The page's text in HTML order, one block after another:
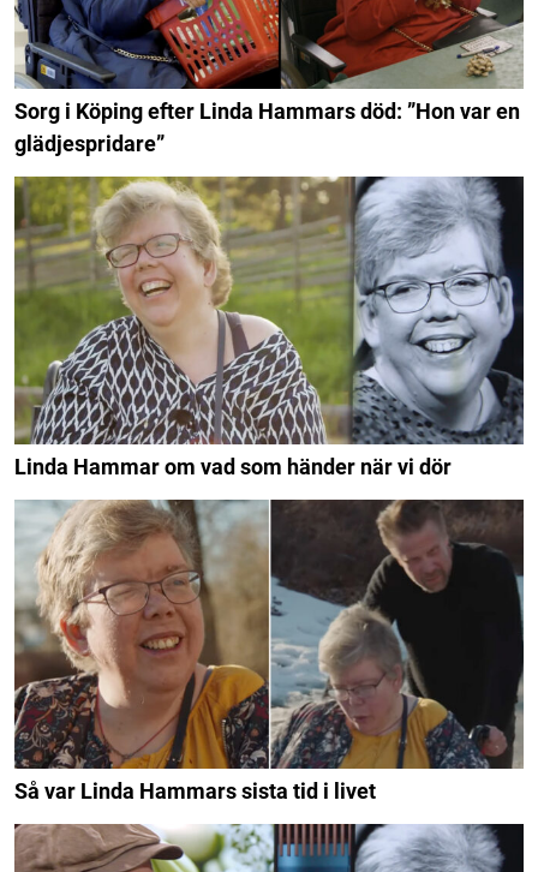
Sorg i Köping efter Linda Hammars död: ”Hon var en
glädjespridare”
Linda Hammar om vad som händer när vi dör
Så var Linda Hammars sista tid i livet